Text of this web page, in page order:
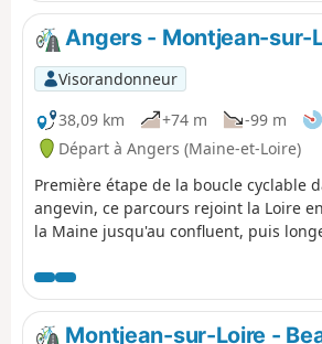
Angers - Montjean-sur-
Visorandonneur
38,09 km
+74 m -99 m
Départ à Angers (Maine-et-Loire)
Première étape de la boucle cyclable
angevin, ce parcours rejoint la Loire
la Maine jusqu'au confluent, puis
étape à Béhuard est nécessaire pour
particulier, puis retour rive nord
on franchit l'un des bras de la Loire
Montjean-sur-Loire -